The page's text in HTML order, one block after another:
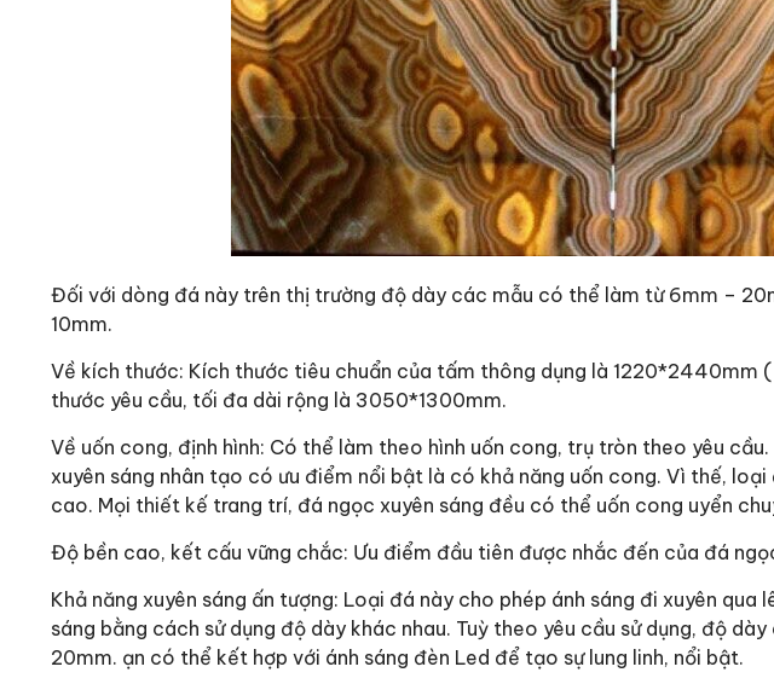
Đối với dòng đá này trên thị trường độ dày các mẫu có thể làm từ 6mm –
10mm.
Về kích thước: Kích thước tiêu chuẩn của tấm thông dụng là 1220*2440mm
thước yêu cầu, tối đa dài rộng là 3050*1300mm.
Về uốn cong, định hình: Có thể làm theo hình uốn cong, trụ tròn theo yêu
xuyên sáng nhân tạo có ưu điểm nổi bật là có khả năng uốn cong. Vì thế,
cao. Mọi thiết kế trang trí, đá ngọc xuyên sáng đều có thể uốn cong uyển
Độ bền cao, kết cấu vững chắc: Ưu điểm đầu tiên được nhắc đến của đá
Khả năng xuyên sáng ấn tượng: Loại đá này cho phép ánh sáng đi xuyên
sáng bằng cách sử dụng độ dày khác nhau. Tuỳ theo yêu cầu sử dụng, độ
20mm. ạn có thể kết hợp với ánh sáng đèn Led để tạo sự lung linh, nổi bật.